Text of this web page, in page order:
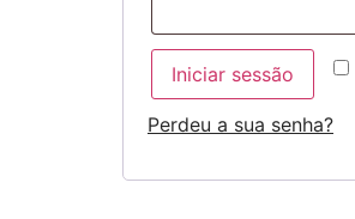
Alternative:
Iniciar sessão
Perdeu a sua senha?